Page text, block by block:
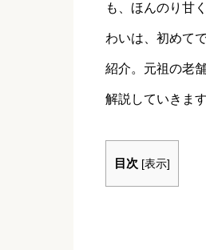
も、ほんのり甘
わいは、初めて
紹介。元祖の老
解説していきま
目次 [表示]